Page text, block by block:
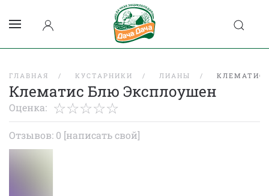
ГЛАВНАЯ КУСТАРНИКИ ЛИАНЫ КЛЕМАТИС
Клематис Блю Эксплоушен
Оценка:
Отзывов: 0 [написать свой]